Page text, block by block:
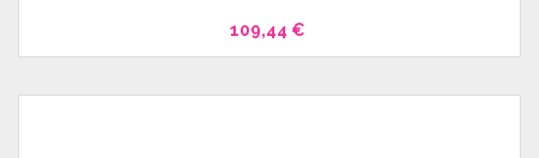
109,44 €